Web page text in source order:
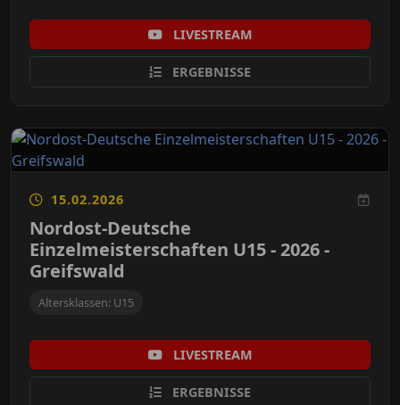
LIVESTREAM
ERGEBNISSE
15.02.2026
Nordost-Deutsche
Einzelmeisterschaften U15 - 2026 -
Greifswald
Altersklassen: U15
LIVESTREAM
ERGEBNISSE